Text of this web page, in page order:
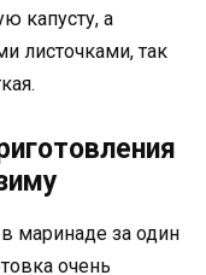
капусту, а
листочками, так
маринаде за один
очень